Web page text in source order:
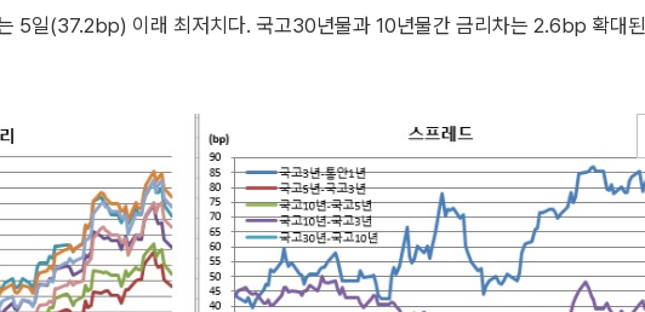
5일(37.2bp) 이래 최저치다. 국고30년물과 10년물간 금리차는 2.6bp 확대된